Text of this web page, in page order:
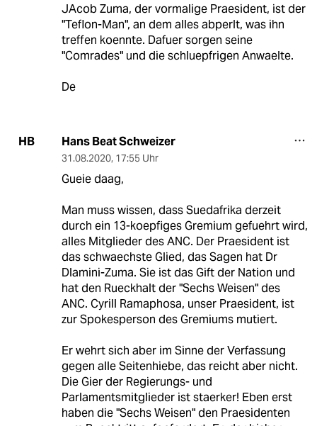
JAcob Zuma, der vormalige Praesident, ist der
"Teflon-Man", an dem alles abperlt, was ihn
treffen koennte. Dafuer sorgen seine
"Comrades" und die schluepfrigen Anwaelte.
De
HB Hans Beat Schweizer
31.08.2020, 17:55 Uhr
Gueie daag,
Man muss wissen, dass Suedafrika derzeit
durch ein 13-koepfiges Gremium gefuehrt wird,
alles Mitglieder des ANC. Der Praesident ist
das schwaechste Glied, das Sagen hat Dr
Dlamini-Zuma. Sie ist das Gift der Nation und
hat den Rueckhalt der "Sechs Weisen" des
ANC. Cyrill Ramaphosa, unser Praesident, ist
zur Spokesperson des Gremiums mutiert.
Er wehrt sich aber im Sinne der Verfassung
gegen alle Seitenhiebe, das reicht aber nicht.
Die Gier der Regierungs- und
Parlamentsmitglieder ist staerker! Eben erst
haben die "Sechs Weisen" den Praesidenten